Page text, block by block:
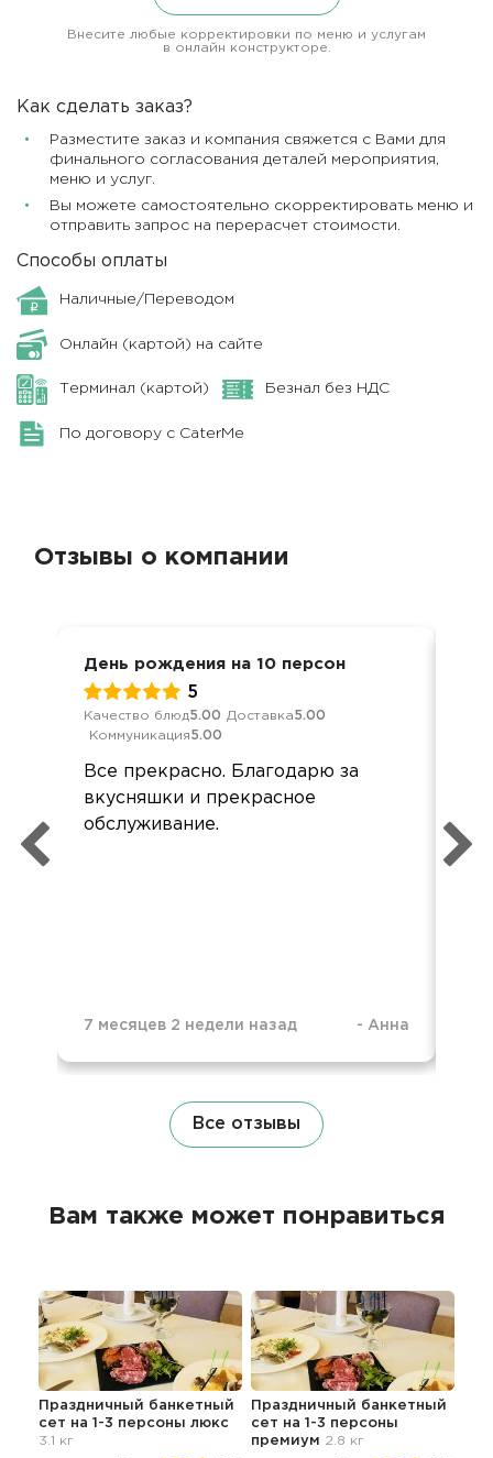
Внесите любые корректировки по меню и услугам
в онлайн конструкторе.
Как сделать заказ?
Разместите заказ и компания свяжется с Вами для
финального согласования деталей мероприятия,
меню и услуг.
Вы можете самостоятельно скорректировать меню и
отправить запрос на перерасчет стоимости.
Способы оплаты
Наличные/Переводом
Онлайн (картой) на сайте
Терминал (картой) Безнал без НДС
По договору с CaterMe
Отзывы о компании
День рождения на 10 персон
5
Качество блюд5.00 Доставка5.00
Коммуникация5.00
Все прекрасно. Благодарю за
вкусняшки и прекрасное
обслуживание.
7 месяцев 2 недели назад - Анна
Все отзывы
Вам также может понравиться
Праздничный банкетный
сет на 1-3 персоны люкс
3.1 кг
Праздничный банкетный
сет на 1-3 персоны
премиум 2.8 кг